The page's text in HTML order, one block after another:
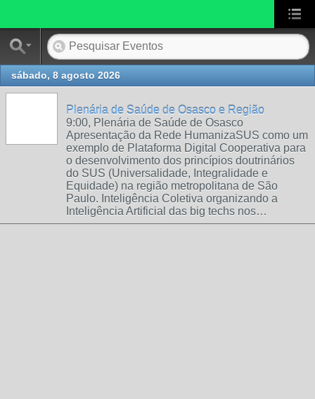
sábado, 8 agosto 2026
Plenária de Saúde de Osasco e Região
9:00, Plenária de Saúde de Osasco
Apresentação da Rede HumanizaSUS como um
exemplo de Plataforma Digital Cooperativa para
o desenvolvimento dos princípios doutrinários
do SUS (Universalidade, Integralidade e
Equidade) na região metropolitana de São
Paulo. Inteligência Coletiva organizando a
Inteligência Artificial das big techs nos…